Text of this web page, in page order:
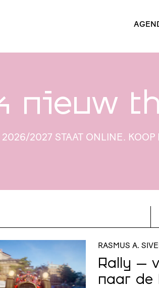
nieuw
2027 STAAT ONLINE. KOOP
Rally –
naar de
RASMUS A.